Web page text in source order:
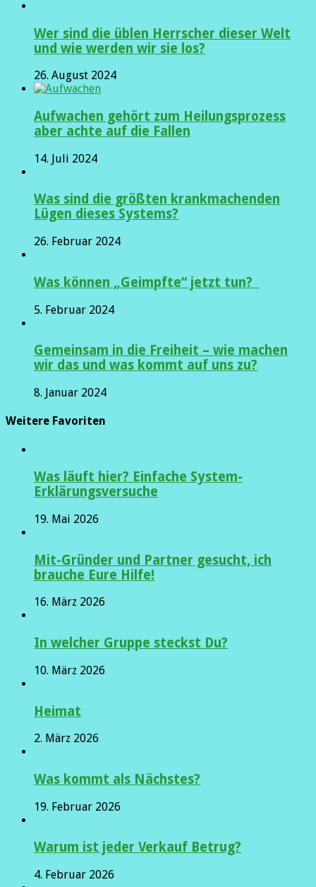
Wer sind die üblen Herrscher dieser Welt
und wie werden wir sie los?
26. August 2024
Aufwachen gehört zum Heilungsprozess
aber achte auf die Fallen
14. Juli 2024
Was sind die größten krankmachenden
Lügen dieses Systems?
26. Februar 2024
Was können „Geimpfte“ jetzt tun?
5. Februar 2024
Gemeinsam in die Freiheit – wie machen
wir das und was kommt auf uns zu?
8. Januar 2024
Weitere Favoriten
Was läuft hier? Einfache System-
Erklärungsversuche
19. Mai 2026
Mit-Gründer und Partner gesucht, ich
brauche Eure Hilfe!
16. März 2026
In welcher Gruppe steckst Du?
10. März 2026
Heimat
2. März 2026
Was kommt als Nächstes?
19. Februar 2026
Warum ist jeder Verkauf Betrug?
4. Februar 2026